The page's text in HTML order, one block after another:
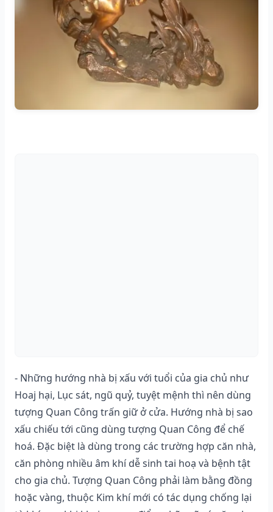
- Những hướng nhà bị xấu với tuổi của gia chủ như
Hoaj hại, Lục sát, ngũ quỷ, tuyệt mệnh thì nên dùng
tượng Quan Công trấn giữ ở cửa. Hướng nhà bị sao
xấu chiếu tới cũng dùng tượng Quan Công để chế
hoá. Đặc biệt là dùng trong các trường hợp căn nhà,
căn phòng nhiều âm khí dễ sinh tai hoạ và bệnh tật
cho gia chủ. Tượng Quan Công phải làm bằng đồng
hoặc vàng, thuộc Kim khí mới có tác dụng chống lại